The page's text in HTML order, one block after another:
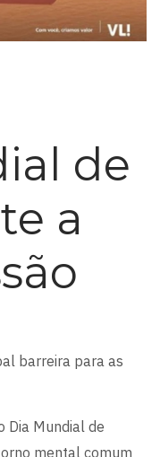
de
a
barreira para as
Dia Mundial de
mental comum